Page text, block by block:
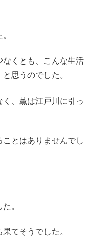
くとも、こんな生活
思うのでした。
、薫は江戸川に引っ
とはありませんでし
。
てそうでした。